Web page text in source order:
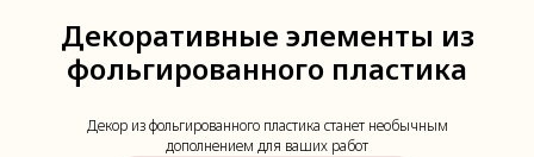
Декоративные элементы из
фольгированного пластика
Декор из фольгированного пластика станет необычным
дополнением для ваших работ